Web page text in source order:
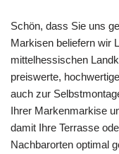
Schön, dass Sie uns
Markisen beliefern wir
mittelhessischen
preiswerte,
auch zur
Ihrer Markenmarkise
damit Ihre Terrasse
Nachbarorten optimal